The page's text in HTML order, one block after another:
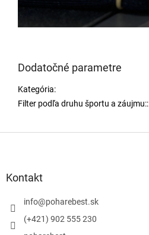
Dodatočné parametre
Kategória:
Filter podľa druhu športu a záujmu::
Kontakt
info@poharebest.sk
(+421) 902 555 230